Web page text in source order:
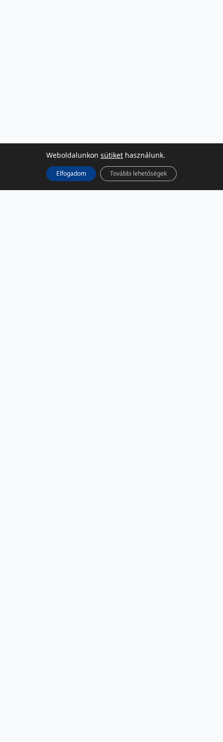
Weboldalunkon sütiket használunk.
Elfogadom További lehetőségek